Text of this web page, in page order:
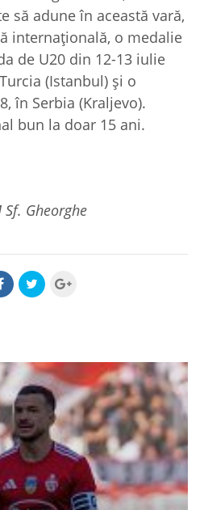
să adune în această vară,
internațională, o medalie
de U20 din 12-13 iulie
(Istanbul) și o
în Serbia (Kraljevo).
bun la doar 15 ani.
Gheorghe